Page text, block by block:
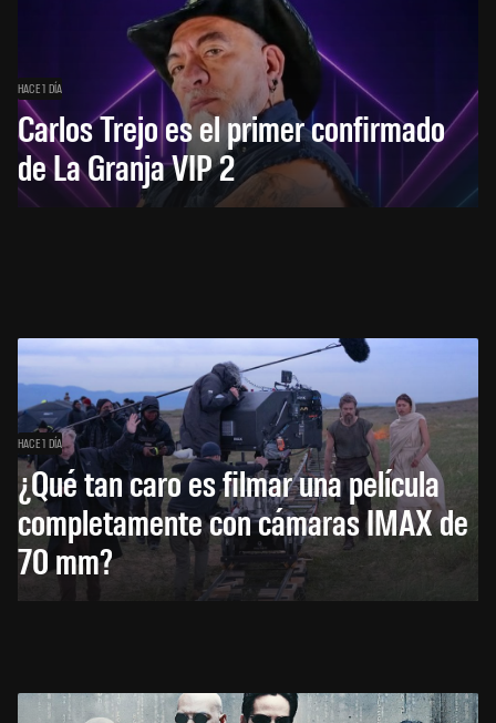
HACE 1 DÍA
Carlos Trejo es el primer confirmado
de La Granja VIP 2
HACE 1 DÍA
¿Qué tan caro es filmar una película
completamente con cámaras IMAX de
70 mm?